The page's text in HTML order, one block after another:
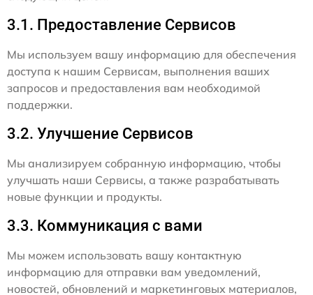
3.1. Предоставление Сервисов
Мы используем вашу информацию для обеспечения
доступа к нашим Сервисам, выполнения ваших
запросов и предоставления вам необходимой
поддержки.
3.2. Улучшение Сервисов
Мы анализируем собранную информацию, чтобы
улучшать наши Сервисы, а также разрабатывать
новые функции и продукты.
3.3. Коммуникация с вами
Мы можем использовать вашу контактную
информацию для отправки вам уведомлений,
новостей, обновлений и маркетинговых материалов,